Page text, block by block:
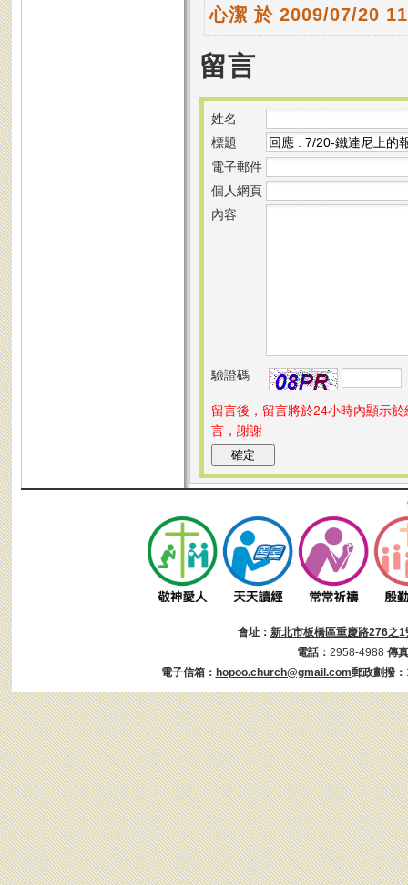
心潔 於 2009/07/20
留言
姓名
標題
電子郵件
個人網頁
內容
驗證碼
留言後，留言將於24小時內顯示
言，謝謝
會址： 新北市板橋區重慶路276之1
電話： 2958-4988 傳
電子信箱： hopoo.church@gmail.com郵政劃撥：